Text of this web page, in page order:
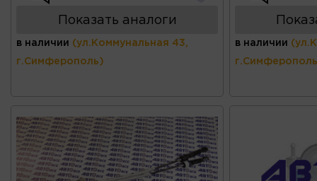
Показать аналоги
в наличии (ул.Коммунальная 43,
г.Симферополь)
в наличии